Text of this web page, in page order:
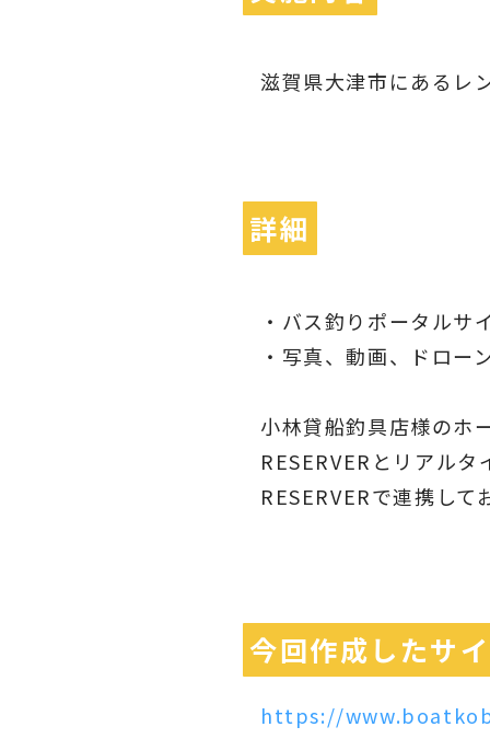
滋賀県大津市にあるレ
詳細
・バス釣りポータルサ
・写真、動画、ドロー
小林貸船釣具店様のホ
RESERVERとリアル
RESERVERで連携して
今回作成したサ
https://